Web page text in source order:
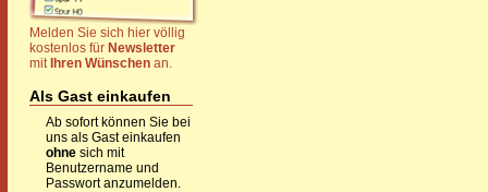
Melden Sie sich hier völlig
kostenlos für Newsletter
mit Ihren Wünschen an.
Als Gast einkaufen
Ab sofort können Sie bei
uns als Gast einkaufen
ohne sich mit
Benutzername und
Passwort anzumelden.